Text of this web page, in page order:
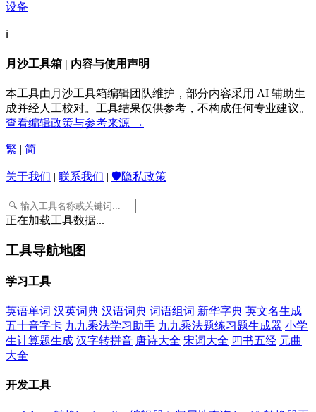
设备
ℹ️
月沙工具箱 | 内容与使用声明
本工具由月沙工具箱编辑团队维护，部分内容采用 AI 辅助生
成并经人工校对。工具结果仅供参考，不构成任何专业建议。
查看编辑政策与参考来源 →
繁 | 简
关于我们 | 联系我们 | 🛡️隐私政策
正在加载工具数据...
工具导航地图
学习工具
英语单词 汉英词典 汉语词典 词语组词 新华字典 英文名生成
五十音字卡 九九乘法学习助手 九九乘法题练习题生成器 小学
生计算题生成 汉字转拼音 唐诗大全 宋词大全 四书五经 元曲
大全
开发工具